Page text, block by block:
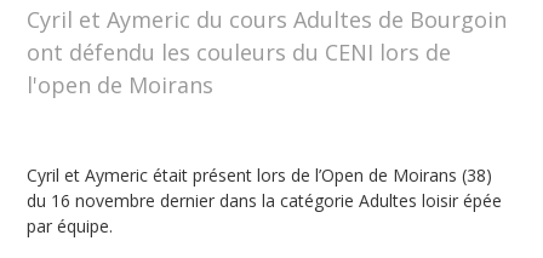
Cyril et Aymeric du cours Adultes de Bourgoin
ont défendu les couleurs du CENI lors de
l'open de Moirans
Cyril et Aymeric était présent lors de l’Open de Moirans (38)
du 16 novembre dernier dans la catégorie Adultes loisir épée
par équipe.